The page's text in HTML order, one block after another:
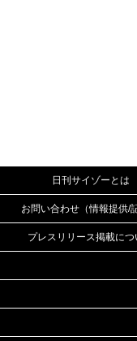
日刊サイゾーとは
お問い合わせ（情報提供/
プレスリリース掲載につ